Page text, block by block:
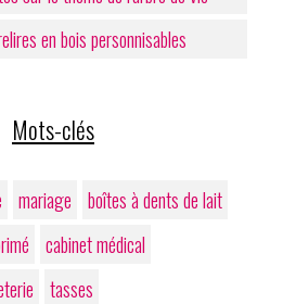
en bois personnisables
Mots-clés
mariage
boîtes à dents de lait
cabinet médical
tasses